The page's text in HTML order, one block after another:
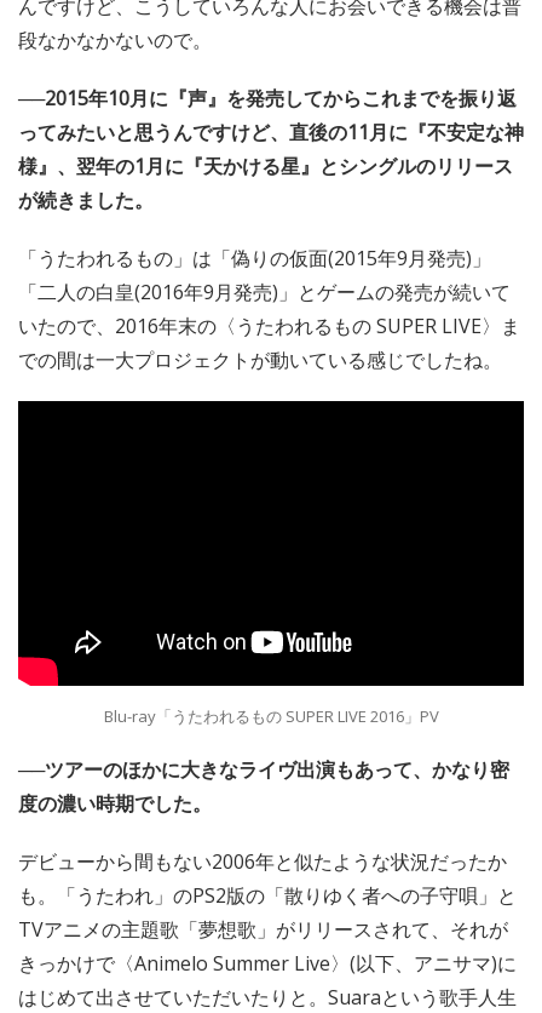
んですけど、こうしていろんな人にお会いできる機会は普
段なかなかないので。
──2015年10月に『声』を発売してからこれまでを振り返
ってみたいと思うんですけど、直後の11月に『不安定な神
様』、翌年の1月に『天かける星』とシングルのリリース
が続きました。
「うたわれるもの」は「偽りの仮面(2015年9月発売)」
「二人の白皇(2016年9月発売)」とゲームの発売が続いて
いたので、2016年末の〈うたわれるもの SUPER LIVE〉ま
での間は一大プロジェクトが動いている感じでしたね。
Blu-ray「うたわれるもの SUPER LIVE 2016」PV
──ツアーのほかに大きなライヴ出演もあって、かなり密
度の濃い時期でした。
デビューから間もない2006年と似たような状況だったか
も。「うたわれ」のPS2版の「散りゆく者への子守唄」と
TVアニメの主題歌「夢想歌」がリリースされて、それが
きっかけで〈Animelo Summer Live〉(以下、アニサマ)に
はじめて出させていただいたりと。Suaraという歌手人生